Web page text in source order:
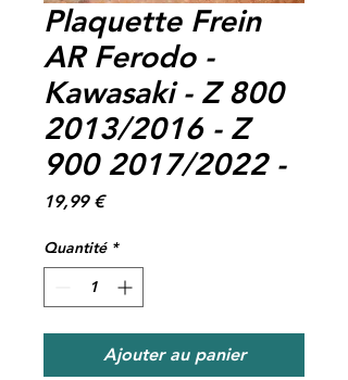
Plaquette Frein
AR Ferodo -
Kawasaki - Z 800
2013/2016 - Z
900 2017/2022 -
19,99 €Prix
Quantité *
Ajouter au panier